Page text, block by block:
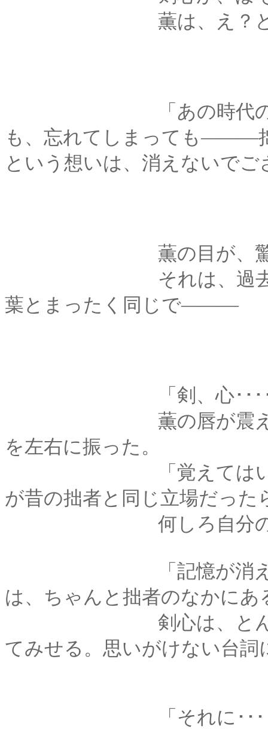
薫は、え？と寄り添
「あの時代の拙者か
も、忘れてしまっても―――
という想いは、消えないでご
薫の目が、驚きに
それは、過去の剣心
葉とまったく同じで―――
「剣、心･･････覚え
薫の唇が震える。し
を左右に振った。
「覚えてはいない･･
が昔の拙者と同じ立場だっ
何しろ自分の事だか
「記憶が消えても、
は、ちゃんと拙者のなかに
剣心は、とん、と自
てみせる。思いがけない台
「それに･･････これ